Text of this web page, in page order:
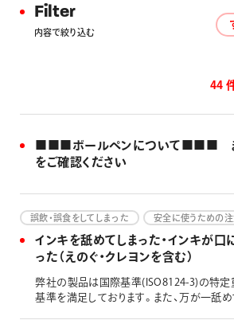
その他
Filter
内容で絞り込む
44
■■■ボールペンについて■■■ ま
をご確認ください
誤飲・誤食をしてしまった 安全に使うための
インキを舐めてしまった・インキが口
った（えのぐ・クレヨンを含む）
弊社の製品は国際基準(ISO8124-3)の特定
基準を満足しております。また、万が一舐め